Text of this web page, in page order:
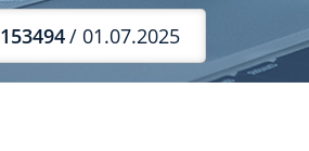
153494/ 01.07.2025